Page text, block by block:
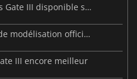
Nouveau patch pour Baldur's Gate III disponible sur PS5 et Xbox Series X|S
Le patch 7 ajoute des outils de modélisation officiels à Baldur's Gate III
III encore meilleur